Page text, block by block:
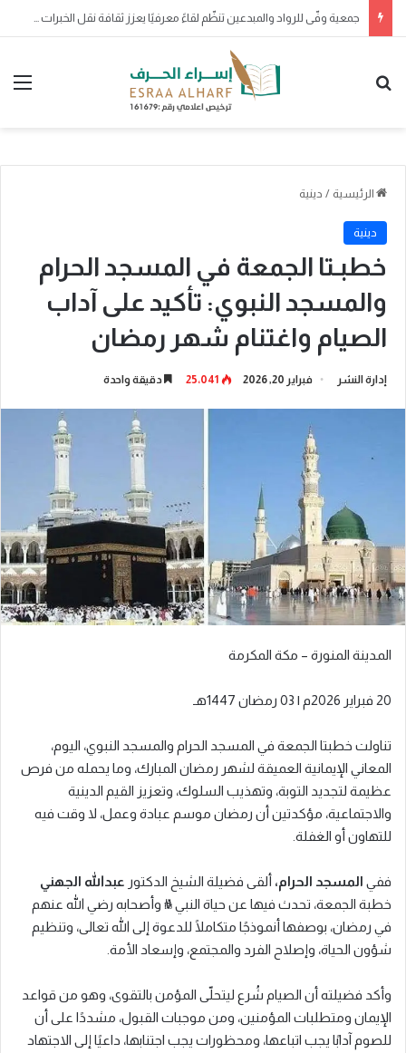
صدور موافقة خادم الحرمين الشريفين على منح وسام الملك عبدالعزيز من الدرجة الثالثة لـ200 مواطن ومواطنة لتبرع كل منهم بأحد أعضائه الرئيسة
الرئيسية / دينية
دينية
خطبـتا الجمعة في المسجد الحرام
والمسجد النبوي: تأكيد على آداب
الصيام واغتنام شهر رمضان
إدارة النشر فبراير 20, 2026 25٬041 دقيقة واحدة
المدينة المنورة – مكة المكرمة
20 فبراير 2026م | 03 رمضان 1447هـ
تناولت خطبتا الجمعة في المسجد الحرام والمسجد النبوي، اليوم،
المعاني الإيمانية العميقة لشهر رمضان المبارك، وما يحمله من فرص
عظيمة لتجديد التوبة، وتهذيب السلوك، وتعزيز القيم الدينية
والاجتماعية، مؤكدتين أن رمضان موسم عبادة وعمل، لا وقت فيه
للتهاون أو الغفلة.
ففي المسجد الحرام، ألقى فضيلة الشيخ الدكتور عبدالله الجهني
خطبة الجمعة، تحدث فيها عن حياة النبي ﷺ وأصحابه رضي الله عنهم
في رمضان، بوصفها أنموذجًا متكاملًا للدعوة إلى الله تعالى، وتنظيم
شؤون الحياة، وإصلاح الفرد والمجتمع، وإسعاد الأمة.
وأكد فضيلته أن الصيام شُرع ليتحلّى المؤمن بالتقوى، وهو من قواعد
الإيمان ومتطلبات المؤمنين، ومن موجبات القبول، مشددًا على أن
للصوم آدابًا يجب اتباعها، ومحظورات يجب اجتنابها، داعيًا إلى الاجتهاد